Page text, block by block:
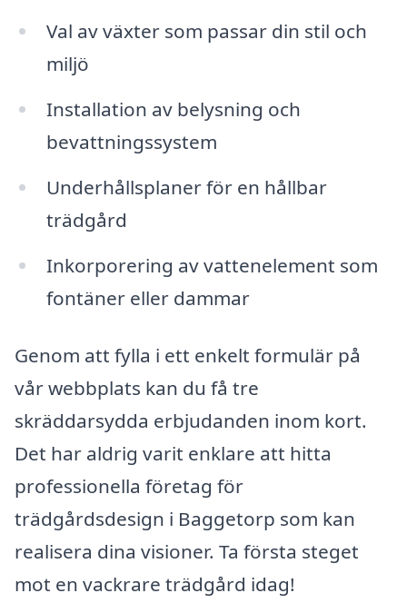
Val av växter som passar din stil och
miljö
Installation av belysning och
bevattningssystem
Underhållsplaner för en hållbar
trädgård
Inkorporering av vattenelement som
fontäner eller dammar
Genom att fylla i ett enkelt formulär på
vår webbplats kan du få tre
skräddarsydda erbjudanden inom kort.
Det har aldrig varit enklare att hitta
professionella företag för
trädgårdsdesign i Baggetorp som kan
realisera dina visioner. Ta första steget
mot en vackrare trädgård idag!